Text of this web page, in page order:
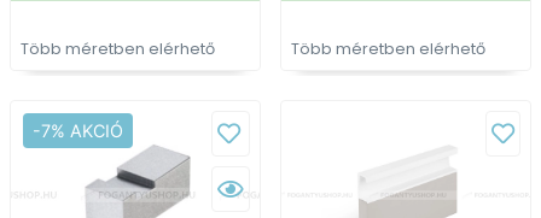
Több méretben elérhető Több méretben elérhető
-7% AKCIÓ